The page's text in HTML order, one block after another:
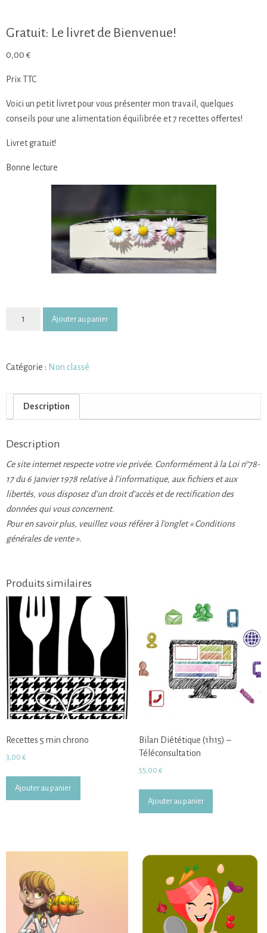
Gratuit: Le livret de Bienvenue!
0,00 €
Prix TTC
Voici un petit livret pour vous présenter mon travail, quelques
conseils pour une alimentation équilibrée et 7 recettes offertes!
Livret gratuit!
Bonne lecture
Bienvenue!
Ajouter au panier
Catégorie : Non classé
Description
Description
Ce site internet respecte votre vie privée. Conformément à la Loi n°78-
17 du 6 janvier 1978 relative à l’informatique, aux fichiers et aux
libertés, vous disposez d’un droit d’accès et de rectification des
données qui vous concernent.
Pour en savoir plus, veuillez vous référer à l’onglet « Conditions
générales de vente ».
Produits similaires
Recettes 5 min chrono
3,00 €
Ajouter au panier
Bilan Diététique (1h15) –
Téléconsultation
55,00 €
Ajouter au panier